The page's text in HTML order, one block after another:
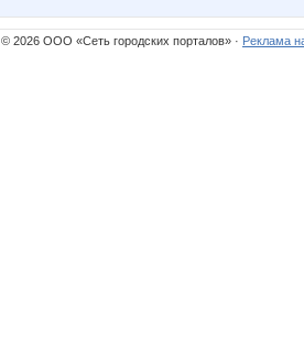
© 2026 ООО «Сеть городских порталов» · Реклама